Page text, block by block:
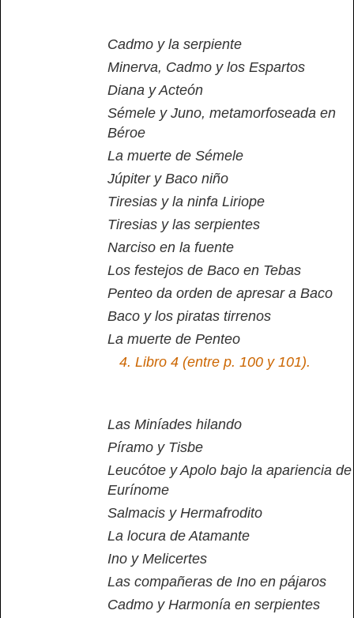
Cadmo y la serpiente
Minerva, Cadmo y los Espartos
Diana y Acteón
Sémele y Juno, metamorfoseada en
Béroe
La muerte de Sémele
Júpiter y Baco niño
Tiresias y la ninfa Liriope
Tiresias y las serpientes
Narciso en la fuente
Los festejos de Baco en Tebas
Penteo da orden de apresar a Baco
Baco y los piratas tirrenos
La muerte de Penteo
4. Libro 4 (entre p. 100 y 101).
Las Miníades hilando
Píramo y Tisbe
Leucótoe y Apolo bajo la apariencia de
Eurínome
Salmacis y Hermafrodito
La locura de Atamante
Ino y Melicertes
Las compañeras de Ino en pájaros
Cadmo y Harmonía en serpientes